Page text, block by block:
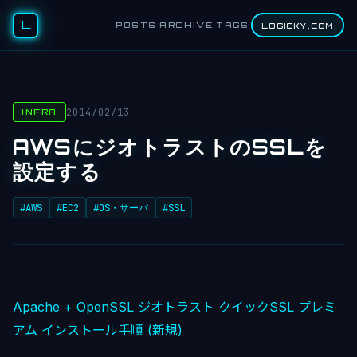
L POSTS ARCHIVE TAGS LOGICKY.COM
INFRA 2014/02/13
AWSにジオトラストのSSLを
設定する
#AWS #EC2 #OS・サーバ #SSL
Apache + OpenSSL ジオトラスト クイックSSL プレミ
アム インストール手順 (新規)